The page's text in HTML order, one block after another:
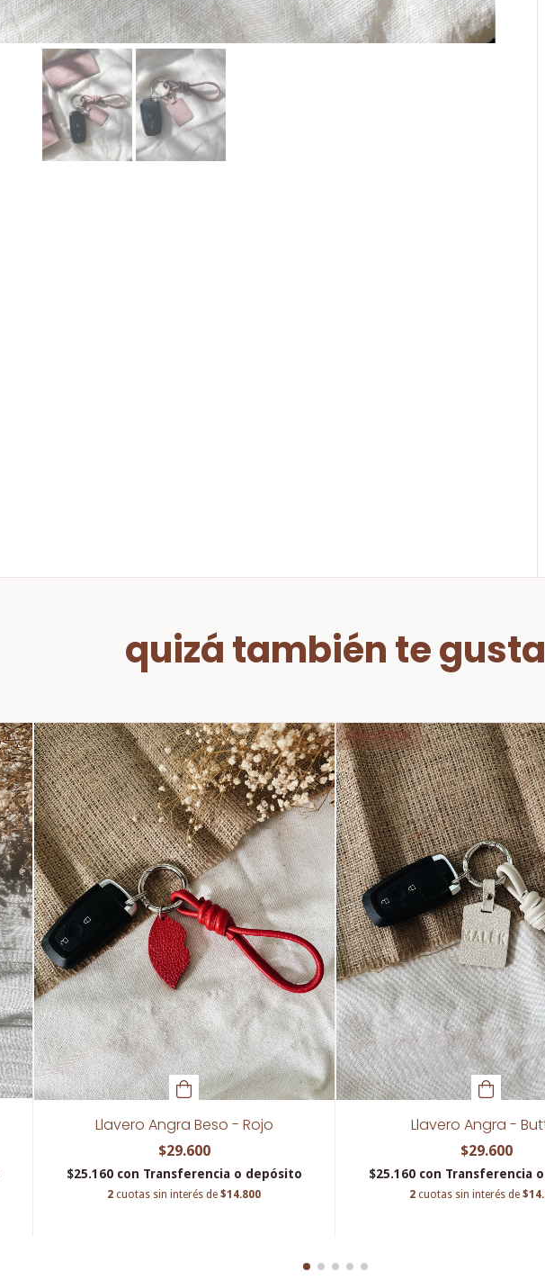
quizá también te gusta
Llavero Angra Beso - Rojo
$29.600
$25.160 con Transferencia o depósito
2 cuotas sin interés de $14.800
SIN STOCK
Llavero Angra -
$29.600
$25.160 con Transferencia
2 cuotas sin interés de